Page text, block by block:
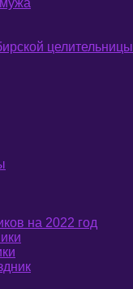
целительницы
на 2022 год